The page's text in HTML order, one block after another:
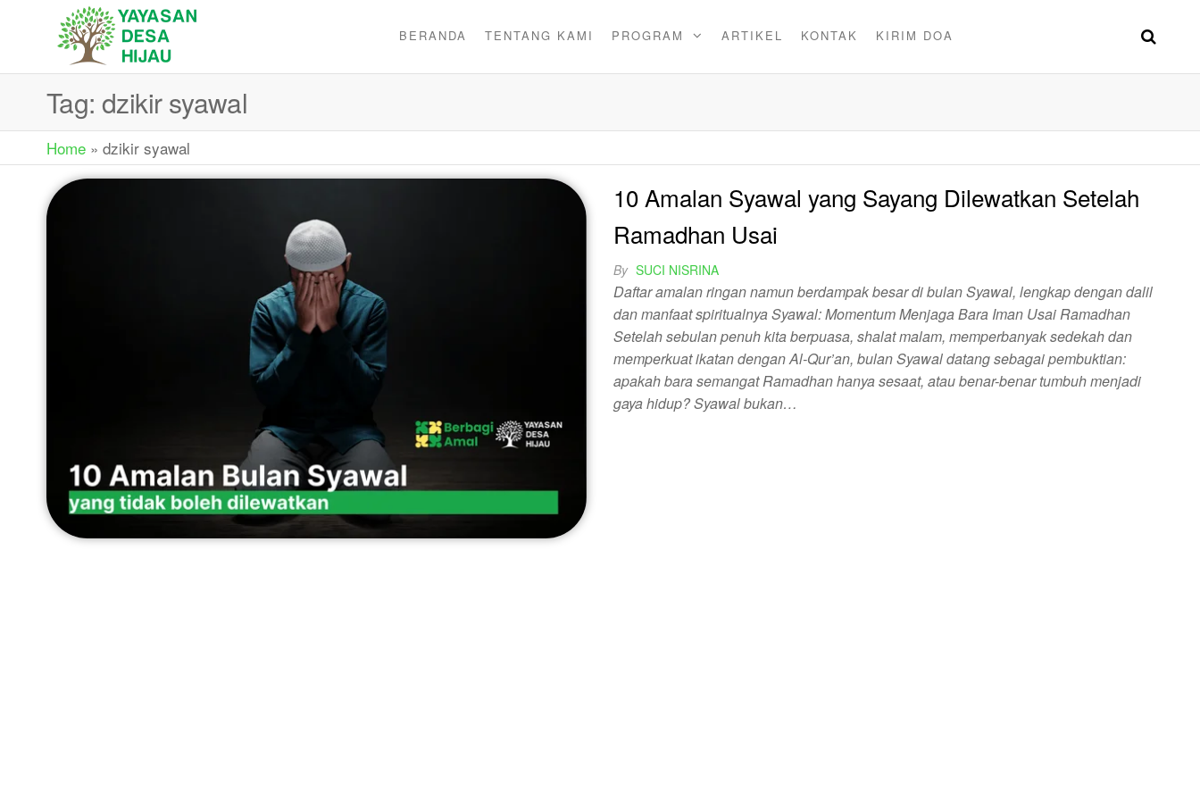
DESA
HIJAU
BERANDA TENTANG KAMI PROGRAM ARTIKEL KONTAK KIRIM DOA
Tag: dzikir syawal
Home » dzikir syawal
10 Amalan Syawal yang Sayang Dilewatkan Setelah
Ramadhan Usai
By SUCI NISRINA
Daftar amalan ringan namun berdampak besar di bulan Syawal, lengkap dengan dalil
dan manfaat spiritualnya Syawal: Momentum Menjaga Bara Iman Usai Ramadhan
Setelah sebulan penuh kita berpuasa, shalat malam, memperbanyak sedekah dan
memperkuat ikatan dengan Al-Qur’an, bulan Syawal datang sebagai pembuktian:
apakah bara semangat Ramadhan hanya sesaat, atau benar-benar tumbuh menjadi
gaya hidup? Syawal bukan…